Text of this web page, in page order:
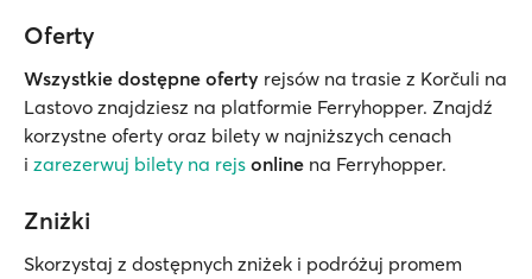
Oferty
Wszystkie dostępne oferty rejsów na trasie z Korčuli na
Lastovo znajdziesz na platformie Ferryhopper. Znajdź
korzystne oferty oraz bilety w najniższych cenach
i zarezerwuj bilety na rejs online na Ferryhopper.
Zniżki
Skorzystaj z dostępnych zniżek i podróżuj promem